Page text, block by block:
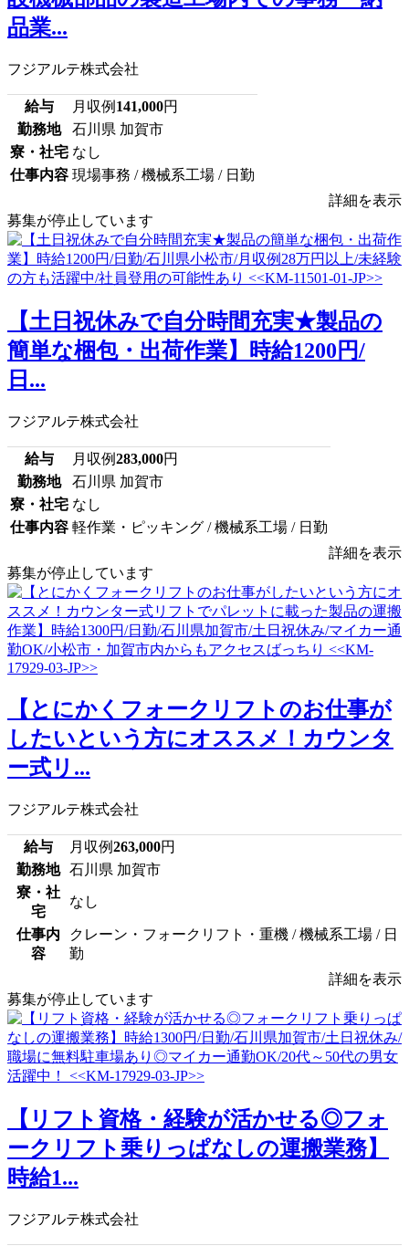
品業...
フジアルテ株式会社
給与 月収例 141,000円
勤務地
石川県 加賀市
寮・社宅 なし
仕事内容 現場事務 / 機械系工場 / 日勤
詳細を表示
募集が停止しています
【土日祝休みで自分時間充実★製品の
簡単な梱包・出荷作業】時給1200円/
日...
フジアルテ株式会社
給与 月収例283,000円
勤務地
石川県 加賀市
寮・社宅 なし
仕事内容 軽作業・ピッキング / 機械系工場 / 日勤
詳細を表示
募集が停止しています
【とにかくフォークリフトのお仕事が
したいという方にオススメ！カウンタ
ー式リ...
フジアルテ株式会社
給与 月収例263,000円
勤務地
石川県 加賀市
寮・社
宅
なし
仕事内
容
クレーン・フォークリフト・重機 / 機械系工場 / 日
勤
詳細を表示
募集が停止しています
【リフト資格・経験が活かせる◎フォ
ークリフト乗りっぱなしの運搬業務】
時給1...
フジアルテ株式会社